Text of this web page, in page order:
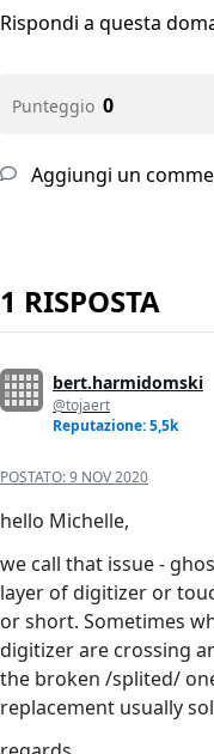
Rispondi a questa
Punteggio 0
Aggiungi un
1 RISPOSTA
bert.harmidomski
@tojaert
Reputazione: 5,5k
POSTATO:9 NOV 2020
hello Michelle,
we call that issue -
layer of digitizer or
or short. Sometimes
digitizer are crossing
the broken /splited/
replacement usually